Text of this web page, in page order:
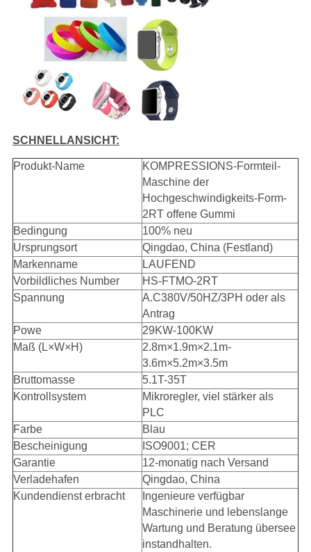
SCHNELLANSICHT:
Produkt-Name
KOMPRESSIONS-Formteil-
Maschine der
Hochgeschwindigkeits-Form-
2RT offene Gummi
Bedingung
100% neu
Ursprungsort
Qingdao, China (Festland)
Markenname
LAUFEND
Vorbildliches Number
HS-FTMO-2RT
Spannung
A.C380V/50HZ/3PH oder als
Antrag
Powe
29KW-100KW
Maß (L×W×H)
2.8m×1.9m×2.1m-
3.6m×5.2m×3.5m
Bruttomasse
5.1T-35T
Kontrollsystem
Mikroregler, viel stärker als
PLC
Farbe
Blau
Bescheinigung
ISO9001; CER
Garantie
12-monatig nach Versand
Verladehafen
Qingdao, China
Kundendienst erbracht
Ingenieure verfügbar
Maschinerie und lebenslange
Wartung und Beratung übersee
instandhalten.